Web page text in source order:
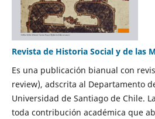
Revista de Historia Social y de las
Es una publicación bianual con
review), adscrita al Departamento
Universidad de Santiago de Chile.
toda contribución académica que